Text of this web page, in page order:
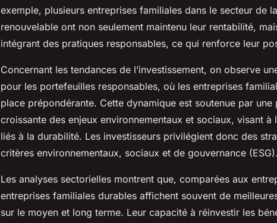
exemple, plusieurs entreprises familiales dans le secteur de
renouvelable ont non seulement maintenu leur rentabilité,
intégrant des pratiques responsables, ce qui renforce leur
Concernant les tendances de l’investissement, on observe
pour les portefeuilles responsables, où les entreprises
place prépondérante. Cette dynamique est soutenue par
croissante des enjeux environnementaux et sociaux, visant
liés à la durabilité. Les investisseurs privilégient donc des
critères environnementaux, sociaux et de gouvernance (ESG).
Les analyses sectorielles montrent que, comparées aux
entreprises familiales durables affichent souvent de
sur le moyen et long terme. Leur capacité à réinvestir les